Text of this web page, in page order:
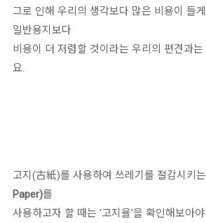
그로 인해 우리의 생각보다 많은 비용이 들
일반용지보다
비용이 더 저렴할 것이라는 우리의 편견과는
요.
고지(古紙)를 사용하여 쓰레기를 절감시키는
Paper)를
사용하고자 할 때는 '고지율'을 확인해보아